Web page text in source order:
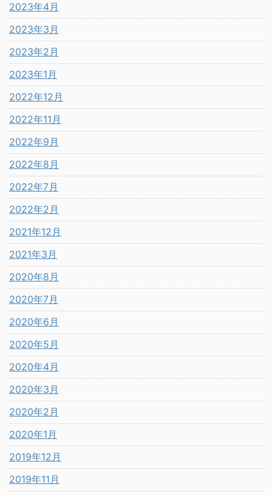
2023年4月
2023年3月
2023年2月
2023年1月
2022年12月
2022年11月
2022年9月
2022年8月
2022年7月
2022年2月
2021年12月
2021年3月
2020年8月
2020年7月
2020年6月
2020年5月
2020年4月
2020年3月
2020年2月
2020年1月
2019年12月
2019年11月